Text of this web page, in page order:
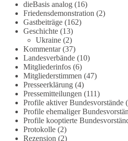
dass die derzeit in Teilen der
diskutierten „Grundrechte der Natur“
klassischen Naturschutz hinausreichen
grundlegende Fragen zum
Rechtsstaat und zur Demokratie
👉 Hier weiterlesen:https://diebasis-
partei.de/2026/07/grundrechte-der-
angriff-auf-das-grundgesetz/
🟩🟩🟦🟦🟥🟥🟧🟧
Es ging weniger um fertige Antworten
dieBasis analog(16)
Friedensdemonstration (2)
Gastbeiträge(162)
Geschichte(13)
Ukraine(2)
Kommentar(37)
Landesverbände(10)
Mitgliederinfos(6)
Mitgliederstimmen (47)
Presseerklärung(4)
Pressemitteilungen (111)
Profile aktiver Bundesvorstände
Profile ehemaliger
Profile kooptierte
Protokolle(2)
Rezension (2)